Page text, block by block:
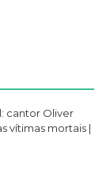
cantor Oliver
vítimas mortais |